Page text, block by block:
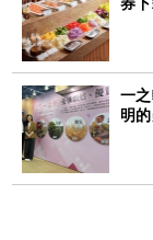
一
明